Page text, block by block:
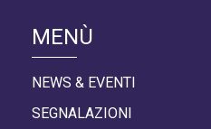
MENÙ
NEWS & EVENTI
SEGNALAZIONI